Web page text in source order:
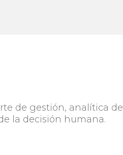
de gestión, analítica de
la decisión humana.